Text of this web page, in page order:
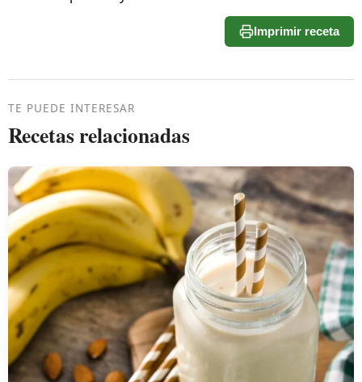
Imprimir receta
TE PUEDE INTERESAR
Recetas relacionadas